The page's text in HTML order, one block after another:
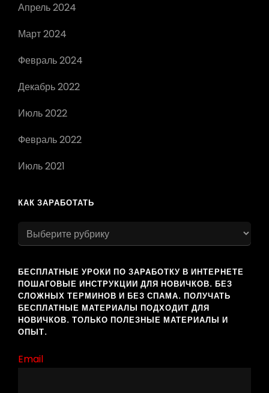
Апрель 2024
Март 2024
Февраль 2024
Декабрь 2022
Июль 2022
Февраль 2022
Июль 2021
КАК ЗАРАБОТАТЬ
как
заработать
БЕСПЛАТНЫЕ УРОКИ ПО ЗАРАБОТКУ В ИНТЕРНЕТЕ
ПОШАГОВЫЕ ИНСТРУКЦИИ ДЛЯ НОВИЧКОВ. БЕЗ
СЛОЖНЫХ ТЕРМИНОВ И БЕЗ СПАМА. ПОЛУЧАТЬ
БЕСПЛАТНЫЕ МАТЕРИАЛЫ ПОДХОДИТ ДЛЯ
НОВИЧКОВ. ТОЛЬКО ПОЛЕЗНЫЕ МАТЕРИАЛЫ И
ОПЫТ.
Email